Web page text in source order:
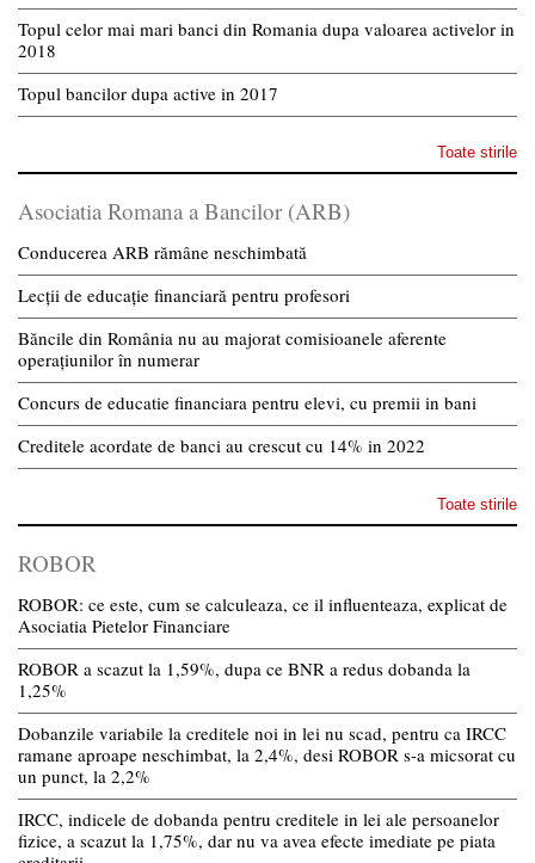
Topul celor mai mari banci din Romania dupa valoarea activelor in
2018
Topul bancilor dupa active in 2017
Toate stirile
Asociatia Romana a Bancilor (ARB)
Conducerea ARB rămâne neschimbată
Lecții de educație financiară pentru profesori
Băncile din România nu au majorat comisioanele aferente
operațiunilor în numerar
Concurs de educatie financiara pentru elevi, cu premii in bani
Creditele acordate de banci au crescut cu 14% in 2022
Toate stirile
ROBOR
ROBOR: ce este, cum se calculeaza, ce il influenteaza, explicat de
Asociatia Pietelor Financiare
ROBOR a scazut la 1,59%, dupa ce BNR a redus dobanda la
1,25%
Dobanzile variabile la creditele noi in lei nu scad, pentru ca IRCC
ramane aproape neschimbat, la 2,4%, desi ROBOR s-a micsorat cu
un punct, la 2,2%
IRCC, indicele de dobanda pentru creditele in lei ale persoanelor
fizice, a scazut la 1,75%, dar nu va avea efecte imediate pe piata